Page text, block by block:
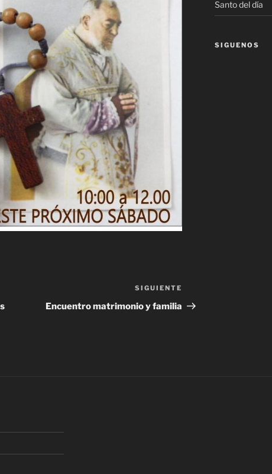
entrada
SIGUIENTE
Encuentro matrimonio y familia
Santo del día
SIGUENOS